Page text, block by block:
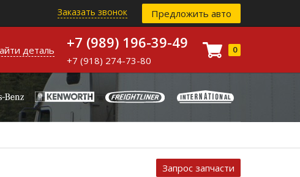
Заказать звонок Предложить авто
деталь +7 (989) 196-39-49
+7 (918) 274-73-80
0
Запрос запчасти